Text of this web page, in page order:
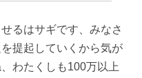
るはサギです、みなさ
提起していくから気が
わたくしも100万以上